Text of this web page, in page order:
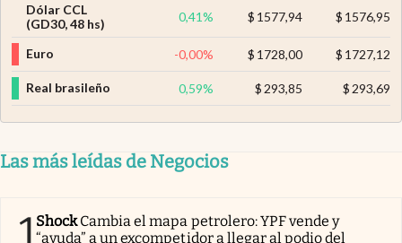
Dólar CCL
(GD30, 48 hs)
0,41% $ 1577,94 $ 1576,95
Euro -0,00% $ 1728,00 $ 1727,12
Real brasileño 0,59% $ 293,85 $ 293,69
Las más leídas de Negocios
Shock Cambia el mapa petrolero: YPF vende y
“ayuda” a un excompetidor a llegar al podio del